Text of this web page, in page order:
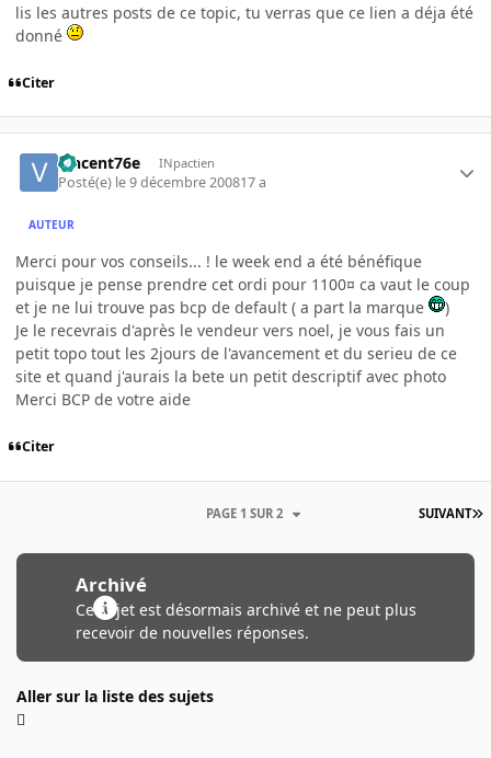
lis les autres posts de ce topic, tu verras que ce lien a déja été
donné
Citer
vincent76e INpactien
Posté(e) le 9 décembre 200817 a
AUTEUR
Merci pour vos conseils... ! le week end a été bénéfique
puisque je pense prendre cet ordi pour 1100¤ ca vaut le coup
et je ne lui trouve pas bcp de default ( a part la marque
)
Je le recevrais d'après le vendeur vers noel, je vous fais un
petit topo tout les 2jours de l'avancement et du serieu de ce
site et quand j'aurais la bete un petit descriptif avec photo
Merci BCP de votre aide
Citer
SUIVANT
PAGE 1 SUR 2
Archivé
Ce sujet est désormais archivé et ne peut plus
recevoir de nouvelles réponses.
Aller sur la liste des sujets